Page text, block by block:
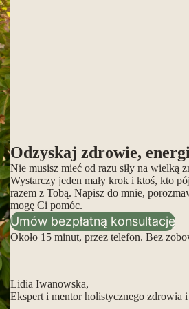
Odzyskaj zdrowie,
Nie musisz mieć od razu siły na wielką
Wystarczy jeden mały krok i ktoś, kto
razem z Tobą. Napisz do mnie,
mogę Ci pomóc.
Umów bezpłatną konsultację
Około 15 minut, przez telefon. Bez
Lidia Iwanowska,
Ekspert i mentor holistycznego zdrowia